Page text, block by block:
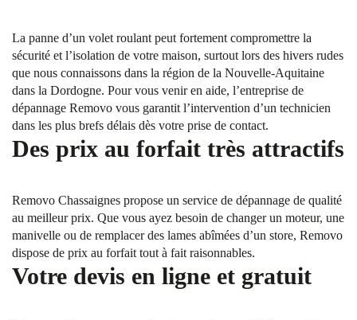
La panne d’un volet roulant peut fortement compromettre la
sécurité et l’isolation de votre maison, surtout lors des hivers rudes
que nous connaissons dans la région de la Nouvelle-Aquitaine
dans la Dordogne. Pour vous venir en aide, l’entreprise de
dépannage Removo vous garantit l’intervention d’un technicien
dans les plus brefs délais dès votre prise de contact.
Des prix au forfait très attractifs
Removo Chassaignes propose un service de dépannage de qualité
au meilleur prix. Que vous ayez besoin de changer un moteur, une
manivelle ou de remplacer des lames abîmées d’un store, Removo
dispose de prix au forfait tout à fait raisonnables.
Votre devis en ligne et gratuit